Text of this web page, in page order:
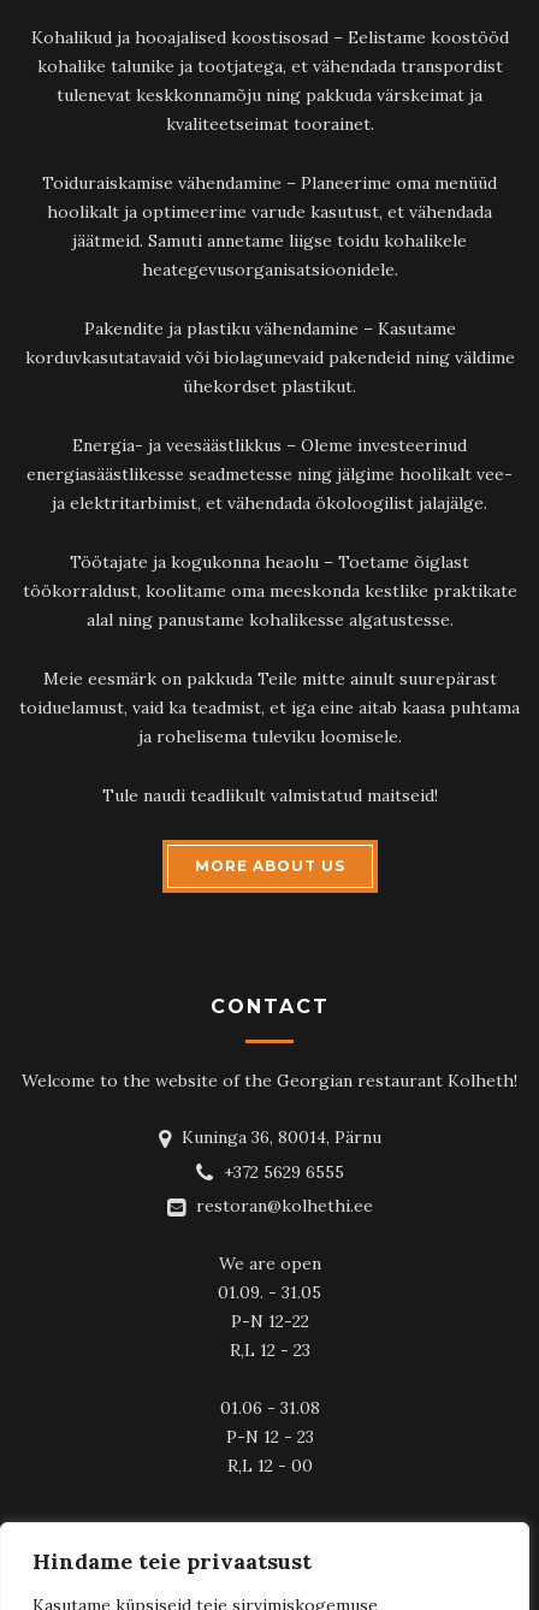
Hindame teie privaatsust
Kasutame küpsiseid teie sirvimiskogemuse
Kohalikud ja hooajalised koostisosad – Eelistame koostööd
kohalike talunike ja tootjatega, et vähendada transpordist
tulenevat keskkonnamõju ning pakkuda värskeimat ja
kvaliteetseimat toorainet.
Toiduraiskamise vähendamine – Planeerime oma menüüd
hoolikalt ja optimeerime varude kasutust, et vähendada
jäätmeid. Samuti annetame liigse toidu kohalikele
heategevusorganisatsioonidele.
Pakendite ja plastiku vähendamine – Kasutame
korduvkasutatavaid või biolagunevaid pakendeid ning väldime
ühekordset plastikut.
Energia- ja veesäästlikkus – Oleme investeerinud
energiasäästlikesse seadmetesse ning jälgime hoolikalt vee-
ja elektritarbimist, et vähendada ökoloogilist jalajälge.
Töötajate ja kogukonna heaolu – Toetame õiglast
töökorraldust, koolitame oma meeskonda kestlike praktikate
alal ning panustame kohalikesse algatustesse.
Meie eesmärk on pakkuda Teile mitte ainult suurepärast
toiduelamust, vaid ka teadmist, et iga eine aitab kaasa puhtama
ja rohelisema tuleviku loomisele.
Tule naudi teadlikult valmistatud maitseid!
MORE ABOUT US
CONTACT
Welcome to the website of the Georgian restaurant Kolheth!
Kuninga 36, 80014, Pärnu
+372 5629 6555
restoran@kolhethi.ee
We are open
01.09. - 31.05
P-N 12-22
R,L 12 - 23
01.06 - 31.08
P-N 12 - 23
R,L 12 - 00